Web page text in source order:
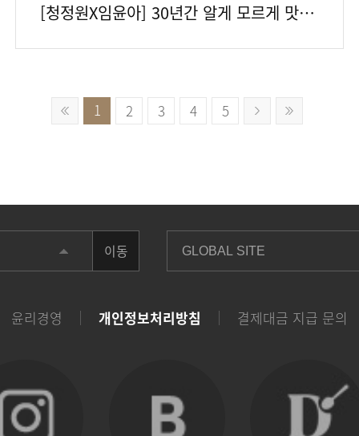
[청정원X임윤아] 30년간 알게 모르게 맛있게, 청정원
1 2 3 4 5
이동
윤리경영 개인정보처리방침 결제대금 지급 문의